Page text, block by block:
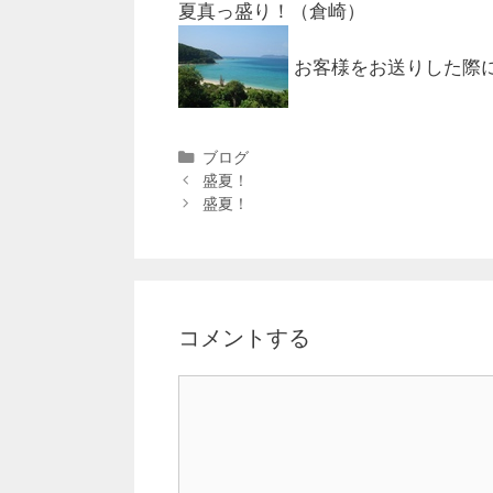
夏真っ盛り！（倉崎）
お客様をお送りした際
ブログ
盛夏！
盛夏！
コメントする